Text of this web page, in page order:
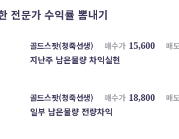
전문가 수익률 뽐내기
골드스팟(청죽선생) 매수가 15,600 매
지난주 남은물량 차익실현
골드스팟(청죽선생) 매수가 18,800 매
일부 남은물량 전량차익